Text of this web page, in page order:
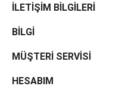
İLETIŞIM BILGILERI
BILGI
MÜŞTERI SERVISI
HESABIM